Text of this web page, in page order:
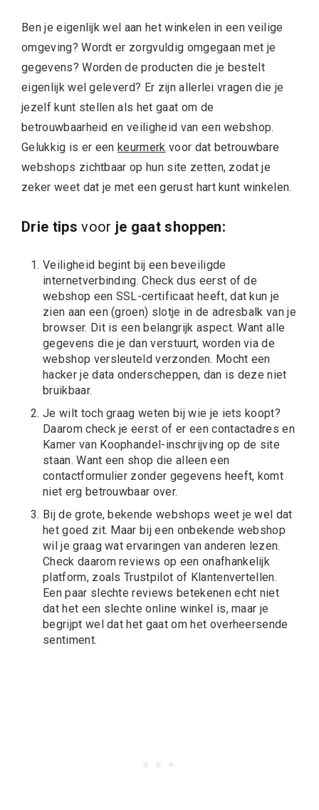
Ben je eigenlijk wel aan het winkelen in een veilige
omgeving? Wordt er zorgvuldig omgegaan met je
gegevens? Worden de producten die je bestelt
eigenlijk wel geleverd? Er zijn allerlei vragen die je
jezelf kunt stellen als het gaat om de
betrouwbaarheid en veiligheid van een webshop.
Gelukkig is er eenkeurmerk voor dat betrouwbare
webshops zichtbaar op hun site zetten, zodat je
zeker weet dat je met een gerust hart kunt winkelen.
Drie tipsvoor je gaat shoppen:
Veiligheid begint bij een beveiligde
internetverbinding. Check dus eerst of de
webshop een SSL-certificaat heeft, dat kun je
zien aan een (groen) slotje in de adresbalk van je
browser. Dit is een belangrijk aspect. Want alle
gegevens die je dan verstuurt, worden via de
webshop versleuteld verzonden. Mocht een
hacker je data onderscheppen, dan is deze niet
bruikbaar.
Je wilt toch graag weten bij wie je iets koopt?
Daarom check je eerst of er een contactadres en
Kamer van Koophandel-inschrijving op de site
staan. Want een shop die alleen een
contactformulier zonder gegevens heeft, komt
niet erg betrouwbaar over.
Bij de grote, bekende webshops weet je wel dat
het goed zit. Maar bij een onbekende webshop
wil je graag wat ervaringen van anderen lezen.
Check daarom reviews op een onafhankelijk
platform, zoals Trustpilot of Klantenvertellen.
Een paar slechte reviews betekenen echt niet
dat het een slechte online winkel is, maar je
begrijpt wel dat het gaat om het overheersende
sentiment.